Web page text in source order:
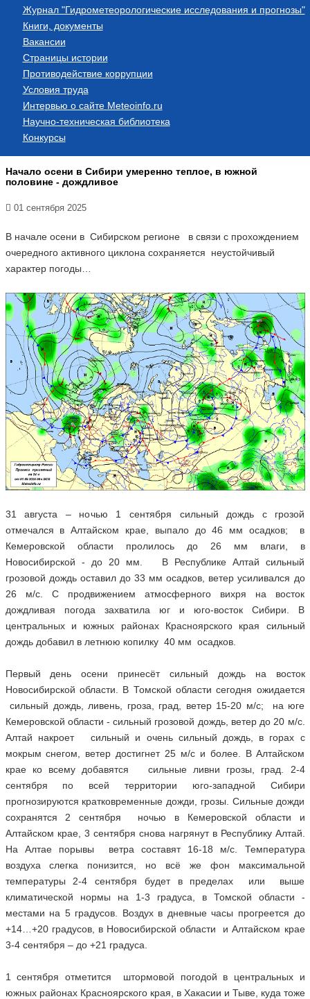
Журнал "Гидрометеорологические исследования и прогнозы"
Книги, документы
Вакансии
Страницы истории
Противодействие коррупции
Условия труда
Интервью о сайте Meteoinfo.ru
Научно-техническая библиотека
Конкурсы
Начало осени в Сибири умеренно теплое, в южной
половине - дождливое
01 сентября 2025
В начале осени в Сибирском регионе в связи с прохождением
очередного активного циклона сохраняется неустойчивый
характер погоды…
31 августа – ночью 1 сентября сильный дождь с грозой
отмечался в Алтайском крае, выпало до 46 мм осадков; в
Кемеровской области пролилось до 26 мм влаги, в
Новосибирской - до 20 мм. В Республике Алтай сильный
грозовой дождь оставил до 33 мм осадков, ветер усиливался до
26 м/с. С продвижением атмосферного вихря на восток
дождливая погода захватила юг и юго-восток Сибири. В
центральных и южных районах Красноярского края сильный
дождь добавил в летнюю копилку 40 мм осадков.
Первый день осени принесёт сильный дождь на восток
Новосибирской области. В Томской области сегодня ожидается
сильный дождь, ливень, гроза, град, ветер 15-20 м/с; на юге
Кемеровской области - сильный грозовой дождь, ветер до 20 м/с.
Алтай накроет сильный и очень сильный дождь, в горах с
мокрым снегом, ветер достигнет 25 м/с и более. В Алтайском
крае ко всему добавятся сильные ливни грозы, град. 2-4
сентября по всей территории юго-западной Сибири
прогнозируются кратковременные дожди, грозы. Сильные дожди
сохранятся 2 сентября ночью в Кемеровской области и
Алтайском крае, 3 сентября снова нагрянут в Республику Алтай.
На Алтае порывы ветра составят 16-18 м/с. Температура
воздуха слегка понизится, но всё же фон максимальной
температуры 2-4 сентября будет в пределах или выше
климатической нормы на 1-3 градуса, в Томской области -
местами на 5 градусов. Воздух в дневные часы прогреется до
+14…+20 градусов, в Новосибирской области и Алтайском крае
3-4 сентября – до +21 градуса.
1 сентября отметится штормовой погодой в центральных и
южных районах Красноярского края, в Хакасии и Тыве, куда тоже